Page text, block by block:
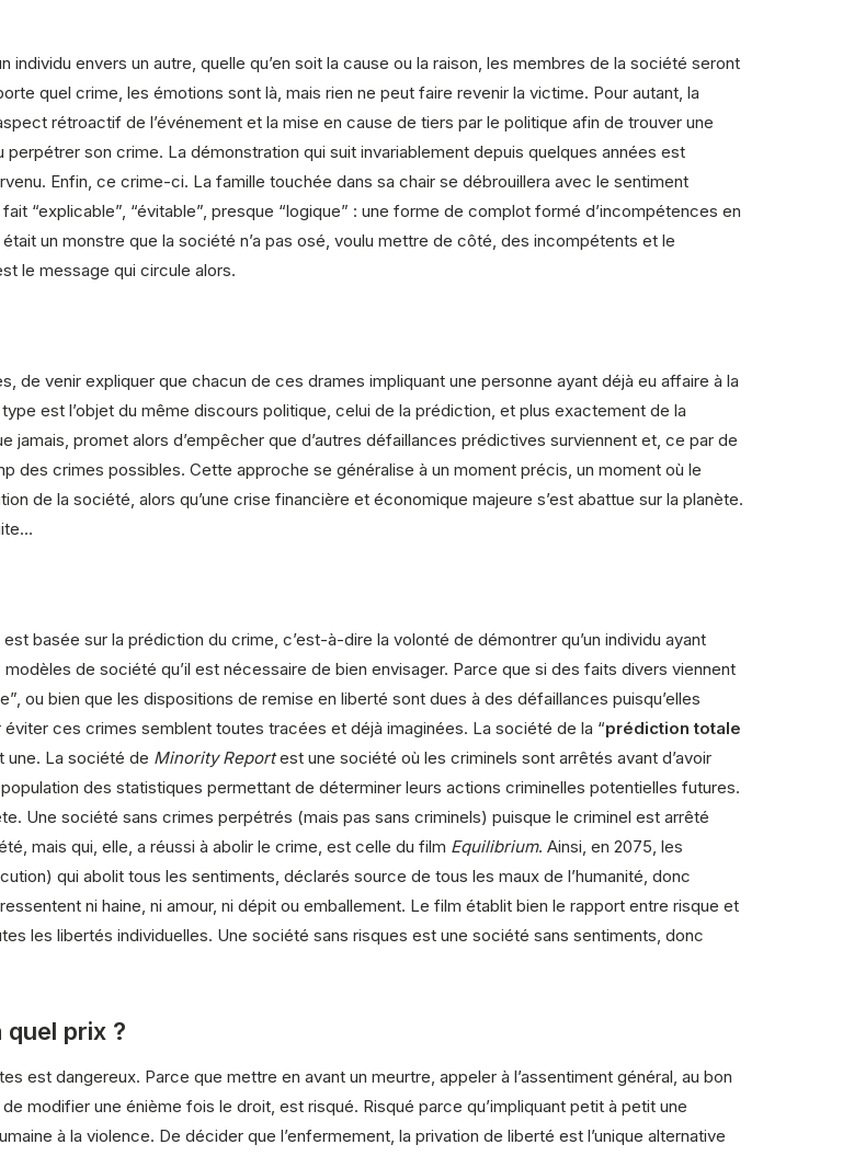
envers un autre, quelle qu’en soit la cause ou la raison, les membres de la société seront
quel crime, les émotions sont là, mais rien ne peut faire revenir la victime. Pour autant, la
rétroactif de l’événement et la mise en cause de tiers par le politique afin de trouver une
son crime. La démonstration qui suit invariablement depuis quelques années est
Enfin, ce crime-ci. La famille touchée dans sa chair se débrouillera avec le sentiment
“explicable”, “évitable”, presque “logique” : une forme de complot formé d’incompétences en
un monstre que la société n’a pas osé, voulu mettre de côté, des incompétents et le
le message qui circule alors.
de venir expliquer que chacun de ces drames impliquant une personne ayant déjà eu affaire à la
est l’objet du même discours politique, celui de la prédiction, et plus exactement de la
promet alors d’empêcher que d’autres défaillances prédictives surviennent et, ce par de
des crimes possibles. Cette approche se généralise à un moment précis, un moment où le
de la société, alors qu’une crise financière et économique majeure s’est abattue sur la planète.
basée sur la prédiction du crime, c’est-à-dire la volonté de démontrer qu’un individu ayant
de société qu’il est nécessaire de bien envisager. Parce que si des faits divers viennent
ou bien que les dispositions de remise en liberté sont dues à des défaillances puisqu’elles
ces crimes semblent toutes tracées et déjà imaginées. La société de la “prédiction totale
une. La société de Minority Reportest une société où les criminels sont arrêtés avant d’avoir
des statistiques permettant de déterminer leurs actions criminelles potentielles futures.
Une société sans crimes perpétrés (mais pas sans criminels) puisque le criminel est arrêté
mais qui, elle, a réussi à abolir le crime, est celle du film Equilibrium. Ainsi, en 2075, les
qui abolit tous les sentiments, déclarés source de tous les maux de l’humanité, donc
ni haine, ni amour, ni dépit ou emballement. Le film établit bien le rapport entre risque et
les libertés individuelles. Une société sans risques est une société sans sentiments, donc
prix ?
est dangereux. Parce que mettre en avant un meurtre, appeler à l’assentiment général, au bon
modifier une énième fois le droit, est risqué. Risqué parce qu’impliquant petit à petit une
à la violence. De décider que l’enfermement, la privation de liberté est l’unique alternative